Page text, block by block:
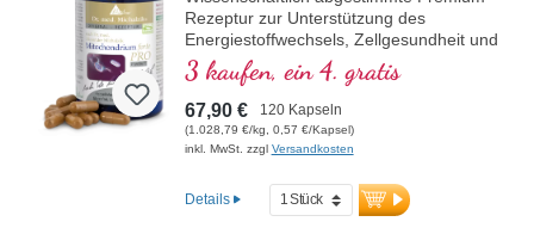
Rezeptur zur Unterstützung des
Energiestoffwechsels, Zellgesundheit und
die Zellatmung in den Mitochondrien.
Enthält Resveratrol, OPC, Q10, NADH
und Thiamin zur Förderung des
Energiestoffwechsels sowie bioaktive
Folsäure (Methyltetrahydrofolat), die
Alpha-Liponsäure in der wertvollen
Sodium-R-Lipoat-Form. Vegan,
3 kaufen, ein 4. gratis
67,90 € 120 Kapseln
(1.028,79 €/kg, 0,57 €/Kapsel)
inkl. MwSt. zzgl Versandkosten
Details